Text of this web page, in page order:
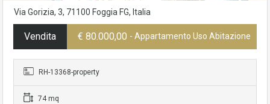
Via Gorizia, 3, 71100 Foggia FG, Italia
Vendita € 80.000,00 - Appartamento Uso Abitazione
RH-13368-property
74 mq